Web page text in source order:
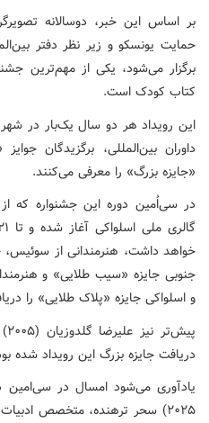
برگزار می‌شود، یکی از مهم‌ترین
کتاب کودک است.
این رویداد هر دو سال یک‌بار در شهر
داوران بین‌المللی، برگزیدگان
«جایزه بزرگ» را معرفی می‌کنند.
خواهد داشت، هنرمندانی از سوئیس،
جنوبی جایزه «سیب طلایی» و
و اسلواکی جایزه «پلاک طلایی» را
دریافت جایزه بزرگ این رویداد شده
۲۰۲۵) سحر ترهنده، متخصص